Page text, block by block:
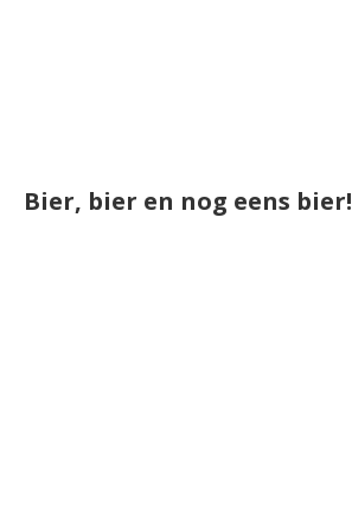
Bier, bier en nog eens bier!